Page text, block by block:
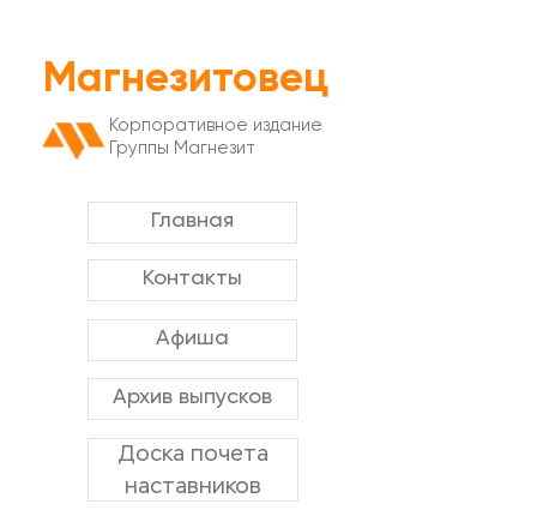
Контакты
Доска почета
наставников
Архив выпусков
Магнезитовец
Корпоративное издание
Группы Магнезит
Главная
Афиша